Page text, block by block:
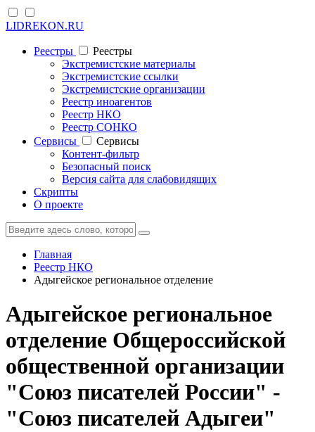
LIDREKON.RU
Реестры
Реестры
Экстремистские материалы
Экстремистские ссылки
Экстремистские организации
Реестр иноагентов
Реестр НКО
Реестр СОНКО
Cервисы
Cервисы
Контент-фильтр
Безопасный поиск
Версия сайта для слабовидящих
Скрипты
О проекте
Главная
Реестр НКО
Адыгейское региональное отделение
Адыгейское региональное
отделение Общероссийской
общественной организации
"Союз писателей России" -
"Союз писателей Адыгеи"